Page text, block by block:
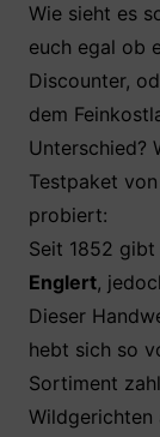
c
e
b
o
o
k
itt
er
Wie sieht es
euch egal ob
Discounter,
dem
Unterschied?
Testpaket
probiert:
Seit 1852
Englert,
Dieser
hebt sich so
Sortiment
Wildgerichten